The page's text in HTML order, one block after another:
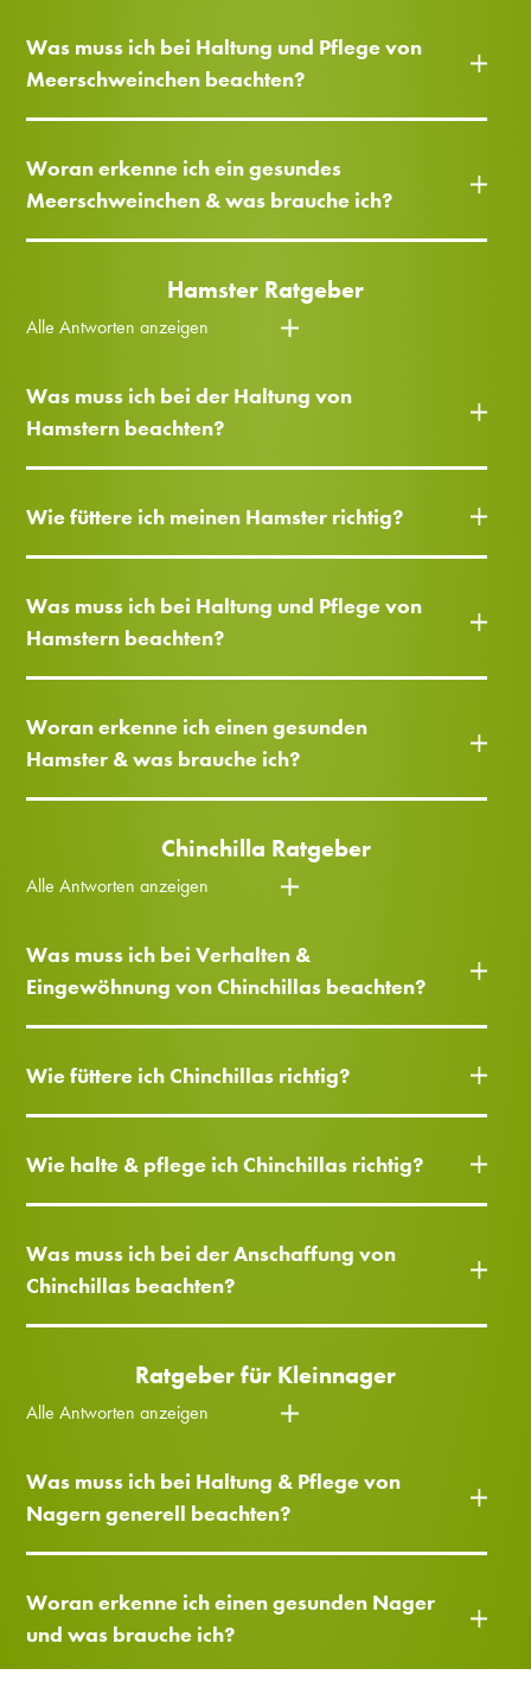
Was muss ich bei Haltung und Pflege von
Meerschweinchen beachten?
Woran erkenne ich ein gesundes
Meerschweinchen & was brauche ich?
Hamster Ratgeber
Alle Antworten anzeigen
Was muss ich bei der Haltung von
Hamstern beachten?
Wie füttere ich meinen Hamster richtig?
Was muss ich bei Haltung und Pflege von
Hamstern beachten?
Woran erkenne ich einen gesunden
Hamster & was brauche ich?
Chinchilla Ratgeber
Alle Antworten anzeigen
Was muss ich bei Verhalten &
Eingewöhnung von Chinchillas beachten?
Wie füttere ich Chinchillas richtig?
Wie halte & pflege ich Chinchillas richtig?
Was muss ich bei der Anschaffung von
Chinchillas beachten?
Ratgeber für Kleinnager
Alle Antworten anzeigen
Was muss ich bei Haltung & Pflege von
Nagern generell beachten?
Woran erkenne ich einen gesunden Nager
und was brauche ich?